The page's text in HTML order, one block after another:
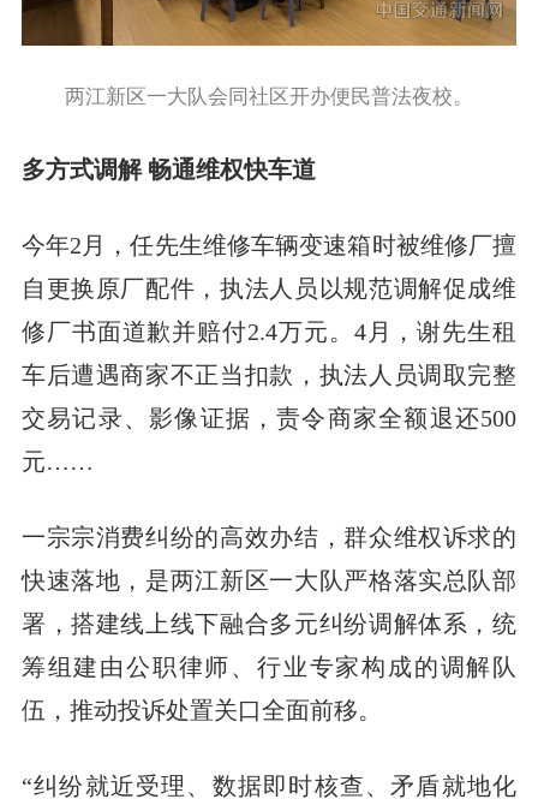
两江新区一大队会同社区开办便民普法夜校。
多方式调解 畅通维权快车道
今年2月，任先生维修车辆变速箱时被维修厂擅
自更换原厂配件，执法人员以规范调解促成维
修厂书面道歉并赔付2.4万元。4月，谢先生租
车后遭遇商家不正当扣款，执法人员调取完整
交易记录、影像证据，责令商家全额退还500
元……
一宗宗消费纠纷的高效办结，群众维权诉求的
快速落地，是两江新区一大队严格落实总队部
署，搭建线上线下融合多元纠纷调解体系，统
筹组建由公职律师、行业专家构成的调解队
伍，推动投诉处置关口全面前移。
“纠纷就近受理、数据即时核查、矛盾就地化